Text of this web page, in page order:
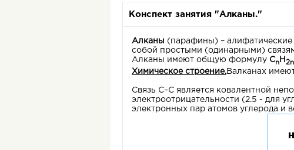
Конспект занятия "Алканы."
Алканы (парафины) –
собой простыми (одинарными)
Алканы имеют общую формулу Cn H2n
Химическое строение.Валканах
Связь С–С является ковалентной
электроотрицательности (2.5 - для
электронных пар атомов углерода